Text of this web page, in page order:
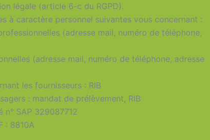
légale (article 6-c du RGPD).
à caractère personnel suivantes vous concernant :
(adresse mail, numéro de téléphone,
(adresse mail, numéro de téléphone, adresse
les fournisseurs : RIB
: mandat de prélèvement, RIB
n° SAP 329087712
: 8810A